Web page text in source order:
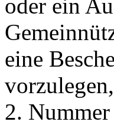
oder ein
eine
vorzulegen,
2.